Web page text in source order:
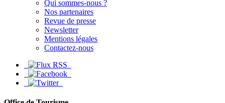
Qui sommes-nous ?
Nos partenaires
Revue de presse
Newsletter
Mentions légales
Contactez-nous